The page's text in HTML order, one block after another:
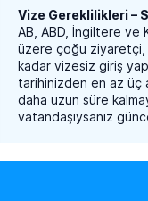
Vize Gereklilikleri –
AB, ABD, İngiltere ve
üzere çoğu ziyaretçi,
kadar vizesiz giriş
tarihinizden en az üç
daha uzun süre
vatandaşıysanız